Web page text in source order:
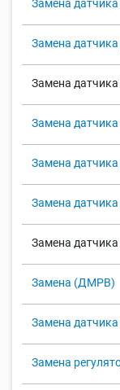
Замена
Замена
Замена
Замена
Замена
Замена
Замена
Замена (ДМРВ)
Замена датчика
Замена